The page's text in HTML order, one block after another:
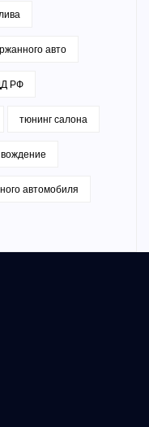
авто
РФ
тюнинг салона
автомобиля